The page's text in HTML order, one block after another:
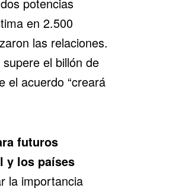
en 2.500
las relaciones.
el billón de
el acuerdo “creará
futuros
y los países
la importancia